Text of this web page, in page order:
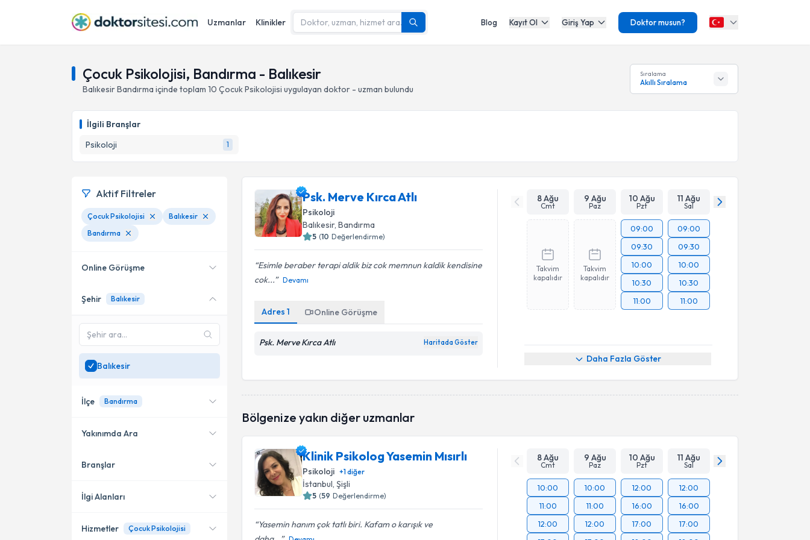
Uzmanlar Klinikler Blog Kayıt Ol Giriş Yap Doktor musun?
Çocuk Psikolojisi, Bandırma - Balıkesir
BalıkesirBandırma içinde toplam 10 Çocuk Psikolojisi uygulayan doktor - uzman bulundu
Sıralama
Akıllı Sıralama
İlgili Branşlar
Psikoloji
1
Psk. Merve Kırca Atlı
Psikoloji
Balıkesir, Bandırma
5 (10 Değerlendirme)
Esimle beraber terapi aldik biz cok memnun kaldik kendisine
cok...
Devamı
Adres1 Online Görüşme
Psk. Merve Kırca Atlı Haritada Göster
8 Ağu
Cmt
9 Ağu
Paz
10 Ağu
Pzt
11 Ağu
Sal
Takvim
kapalıdır
Takvim
kapalıdır
09:00
09:30
10:00
10:30
11:00
09:00
09:30
10:00
10:30
11:00
Daha Fazla Göster
Bölgenize yakın diğer uzmanlar
Klinik Psikolog Yasemin Mısırlı
Psikoloji +1diğer
İstanbul , Şişli
5 (59 Değerlendirme)
Yasemin hanım çok tatlı biri. Kafam o karışık ve
8 Ağu
Cmt
9 Ağu
Paz
10 Ağu
Pzt
11 Ağu
Sal
10:00
11:00
12:00
10:00
11:00
12:00
12:00
16:00
17:00
12:00
16:00
17:00
Aktif Filtreler
Çocuk Psikolojisi
Balıkesir
Bandırma
Online Görüşme
Online danışmanlık sunan
SadeceBalıkesir
bölgesinde uzman ara
Şehir Balıkesir
Balıkesir
İlçe Bandırma
Bandırma
Edremit
Yakınımda Ara
Konumuma yakın uzmanları
Branşlar
Psikoloji
İlgi Alanları
Hizmetler Çocuk Psikolojisi